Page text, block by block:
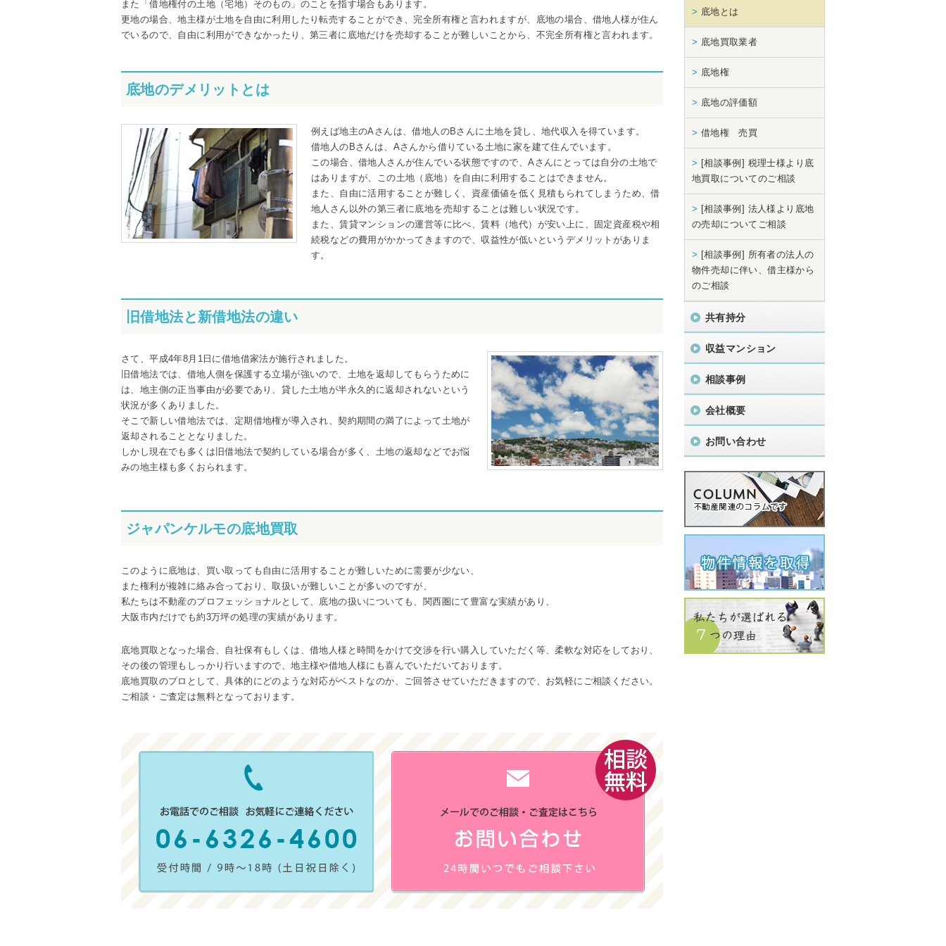
また「借地権付の土地（宅地）そのもの」のことを指す場合もあります。
更地の場合、地主様が土地を自由に利用したり転売することができ、完全所有権と言われますが、底地の場合、借地人様が住ん
でいるので、自由に利用ができなかったり、第三者に底地だけを売却することが難しいことから、不完全所有権と言われます。
底地のデメリットとは
例えば地主のAさんは、借地人のBさんに土地を貸し、地代収入を得ています。
借地人のBさんは、Aさんから借りている土地に家を建て住んでいます。
この場合、借地人さんが住んでいる状態ですので、Aさんにとっては自分の土地で
はありますが、この土地（底地）を自由に利用することはできません。
また、自由に活用することが難しく、資産価値を低く見積もられてしまうため、借
地人さん以外の第三者に底地を売却することは難しい状況です。
また、賃貸マンションの運営等に比べ、賃料（地代）が安い上に、固定資産税や相
続税などの費用がかかってきますので、収益性が低いというデメリットがありま
す。
旧借地法と新借地法の違い
さて、平成4年8月1日に借地借家法が施行されました。
旧借地法では、借地人側を保護する立場が強いので、土地を返却してもらうために
は、地主側の正当事由が必要であり、貸した土地が半永久的に返却されないという
状況が多くありました。
そこで新しい借地法では、定期借地権が導入され、契約期間の満了によって土地が
返却されることとなりました。
しかし現在でも多くは旧借地法で契約している場合が多く、土地の返却などでお悩
みの地主様も多くおられます。
ジャパンケルモの底地買取
このように底地は、買い取っても自由に活用することが難しいために需要が少ない、
また権利が複雑に絡み合っており、取扱いが難しいことが多いのですが、
私たちは不動産のプロフェッショナルとして、底地の扱いについても、関西圏にて豊富な実績があり、
大阪市内だけでも約3万坪の処理の実績があります。
底地買取となった場合、自社保有もしくは、借地人様と時間をかけて交渉を行い購入していただく等、柔軟な対応をしており、
その後の管理もしっかり行いますので、地主様や借地人様にも喜んでいただいております。
底地買取のプロとして、具体的にどのような対応がベストなのか、ご回答させていただきますので、お気軽にご相談ください。
ご相談・ご査定は無料となっております。
> 底地とは
> 底地買取業者
> 底地権
> 底地の評価額
> 借地権 売買
> [相談事例] 税理士様より底
地買取についてのご相談
> [相談事例] 法人様より底地
の売却についてご相談
> [相談事例] 所有者の法人の
物件売却に伴い、借主様から
のご相談
共有持分
収益マンション
相談事例
会社概要
お問い合わせ